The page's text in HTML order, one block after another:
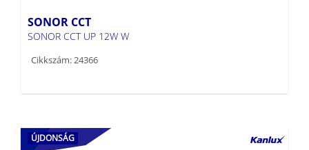
SONOR CCT
SONOR CCT UP 12W W
Cikkszám: 24366
ÚJDONSÁG